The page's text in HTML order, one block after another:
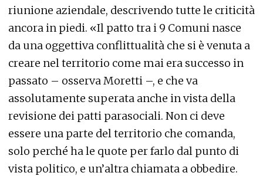
riunione aziendale, descrivendo tutte le criticità
ancora in piedi. «Il patto tra i 9 Comuni nasce
da una oggettiva conflittualità che si è venuta a
creare nel territorio come mai era successo in
passato – osserva Moretti –, e che va
assolutamente superata anche in vista della
revisione dei patti parasociali. Non ci deve
essere una parte del territorio che comanda,
solo perché ha le quote per farlo dal punto di
vista politico, e un’altra chiamata a obbedire.